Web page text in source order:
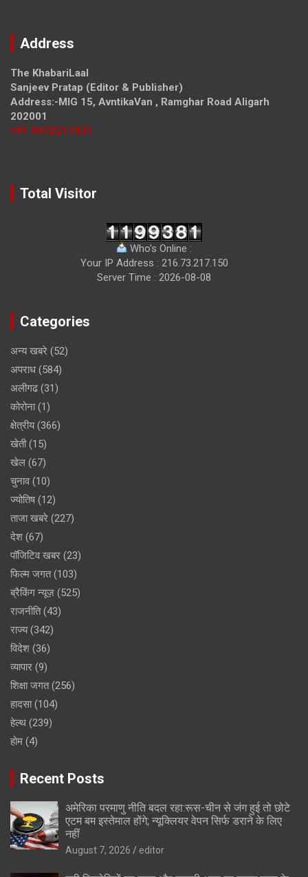
Address
The KhabariLaal
Sanjeev Pratap (Editor & Publisher)
Address:-MIG 15, AvntikaVan , Ramghar Road Aligarh
202001
+91 9410211821
Total Visitor
Who's Online :
Your IP Address : 216.73.217.150
Server Time : 2026-08-08
Categories
अन्य खबरे (52)
अपराध (584)
अलीगढ(31)
कोरोना(1)
क्षेत्रीय(366)
खेती(15)
खेल (67)
चुनाव(10)
ज्योतिष(12)
ताजा खबरे (227)
देश (67)
पॉजिटिव खबर (23)
फिल्म जगत(103)
ब्रैकिंग न्यूज़ (525)
राजनीति(43)
राज्य(342)
विदेश (36)
व्यापार (9)
शिक्षा जगत(256)
हादसा(104)
हेल्थ (239)
होम (4)
Recent Posts
अमेरिका परमाणु नीति बदल रहा:रूस-चीन से जंग हुई तो छोटे
एटम बम इस्तेमाल होंगे; न्यूक्लियर वेपन सिर्फ डराने के लिए
नहीं
August 7, 2026 editor